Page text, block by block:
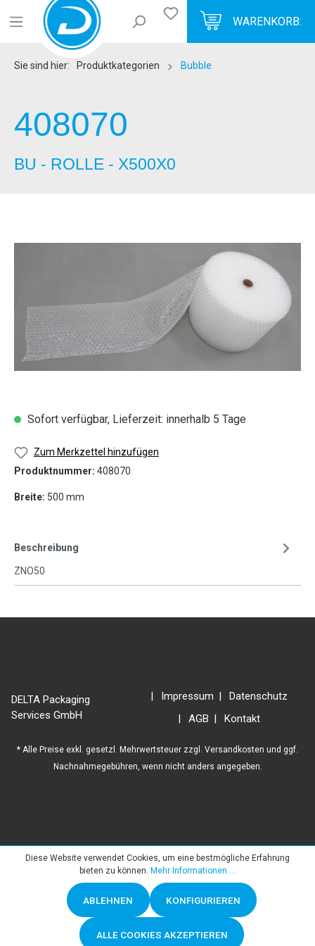
WARENKORB:
Sie sind hier: Produktkategorien Bubble
408070
BU - ROLLE - X500X0
Sofort verfügbar, Lieferzeit: innerhalb 5 Tage
Zum Merkzettel hinzufügen
Produktnummer: 408070
Breite: 500 mm
Beschreibung
ZNO50
DELTA Packaging
Services GmbH
Impressum
Datenschutz
AGB
Kontakt
* Alle Preise exkl. gesetzl. Mehrwertsteuer zzgl. Versandkosten und ggf.
Nachnahmegebühren, wenn nicht anders angegeben.
Diese Website verwendet Cookies, um eine bestmögliche Erfahrung
bieten zu können. Mehr Informationen ...
ABLEHNEN KONFIGURIEREN
ALLE COOKIES AKZEPTIEREN